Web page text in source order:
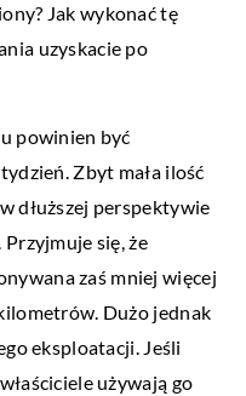
Jak wykonać tę
uzyskacie po
powinien być
Zbyt mała ilość
dłuższej perspektywie
się, że
zaś mniej więcej
Dużo jednak
eksploatacji. Jeśli
używają go